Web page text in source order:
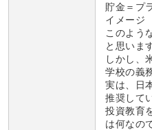
貯金＝プ
イメージ
このよう
と思いま
しかし、
学校の義
実は、日
推奨して
投資教育
は何なの